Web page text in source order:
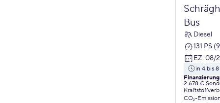
Bus
Diesel
131 PS
EZ: 08/
in 4 bis
2.678 €
CO₂-